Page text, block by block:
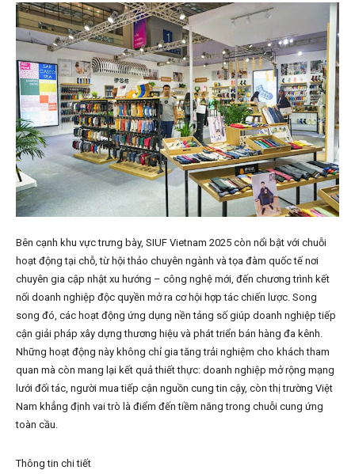
Bên cạnh khu vực trưng bày, SIUF Vietnam 2025 còn nổi bật với chuỗi
hoạt động tại chỗ, từ hội thảo chuyên ngành và tọa đàm quốc tế nơi
chuyên gia cập nhật xu hướng – công nghệ mới, đến chương trình kết
nối doanh nghiệp độc quyền mở ra cơ hội hợp tác chiến lược. Song
song đó, các hoạt động ứng dụng nền tảng số giúp doanh nghiệp tiếp
cận giải pháp xây dựng thương hiệu và phát triển bán hàng đa kênh.
Những hoạt động này không chỉ gia tăng trải nghiệm cho khách tham
quan mà còn mang lại kết quả thiết thực: doanh nghiệp mở rộng mạng
lưới đối tác, người mua tiếp cận nguồn cung tin cậy, còn thị trường Việt
Nam khẳng định vai trò là điểm đến tiềm năng trong chuỗi cung ứng
toàn cầu.
Thông tin chi tiết